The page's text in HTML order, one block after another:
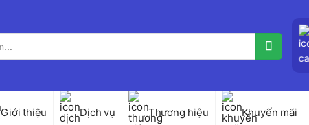
Giới thiệu Dịch vụ Thương hiệu Khuyến mãi